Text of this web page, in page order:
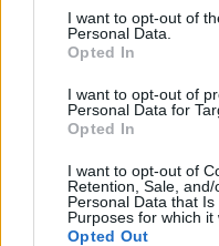
I want to opt-out of
Personal Data.
Opted In
I want to opt-out of
Personal Data for
Opted In
I want to opt-out of
Retention, Sale,
Personal Data that
Purposes for which it
Opted Out
08 Μαρτίου 2015 02:29